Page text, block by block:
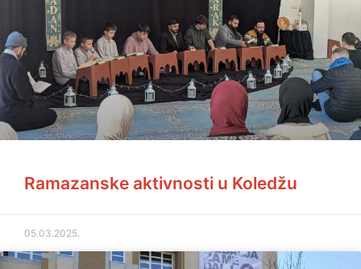
Ramazanske aktivnosti u Koledžu
05.03.2025.